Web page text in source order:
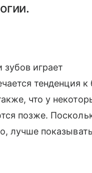
играет
тенденция к
что у
позже.
лучше